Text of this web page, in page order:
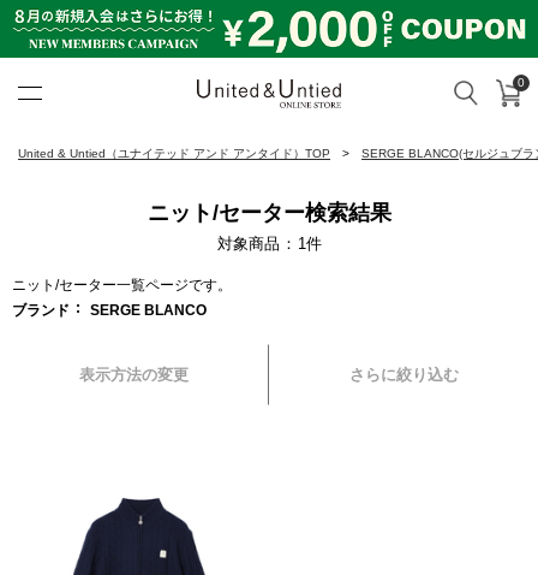
検索 カ
0
United & Untied（ユナイテッド アンド アンタイド）TOP SERGE BLANCO(セルジュブ
ニット/セーター検索結果
対象商品 1 件
ニット/セーター一覧ページです。
ブランド
SERGE BLANCO
表示方法の変更 さらに絞り込む